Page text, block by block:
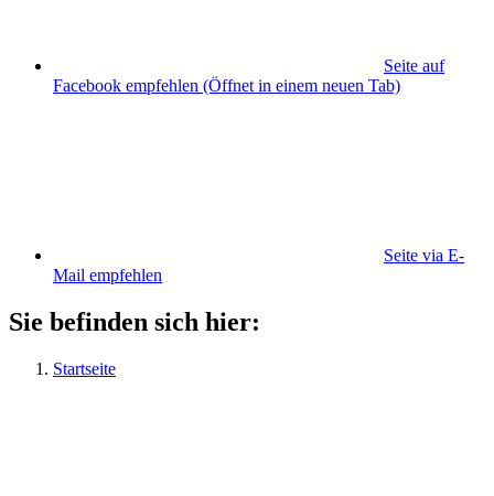
Seite auf
Facebook empfehlen (Öffnet in einem neuen Tab)
Seite via E-
Mail empfehlen
Sie befinden sich hier:
Startseite